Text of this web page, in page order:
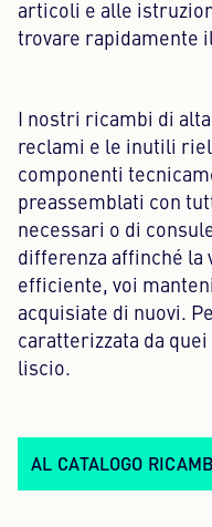
articoli e alle
trovare rapidamente
I nostri ricambi di
reclami e le inutili
componenti
preassemblati con
necessari o di
differenza affinché la
efficiente, voi
acquisiate di nuovi.
caratterizzata da
liscio.
AL CATALOGO